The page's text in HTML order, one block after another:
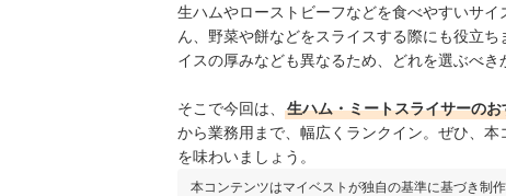
生ハムやローストビーフなどを食べやすいサ
ん、野菜や餅などをスライスする際にも役立
イスの厚みなども異なるため、どれを選ぶべき
そこで今回は、 生ハム・ミートスライサーのお
から業務用まで、幅広くランクイン。ぜひ、
を味わいましょう。
本コンテンツはマイベストが独自の基準に基づき制作